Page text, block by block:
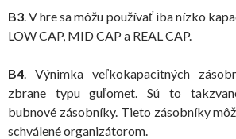
B3. V hre sa môžu používať iba nízko
LOW CAP, MID CAP a REAL CAP.
B4. Výnimka veľkokapacitných
zbrane typu guľomet. Sú to
bubnové zásobníky. Tieto zásobníky
schválené organizátorom.